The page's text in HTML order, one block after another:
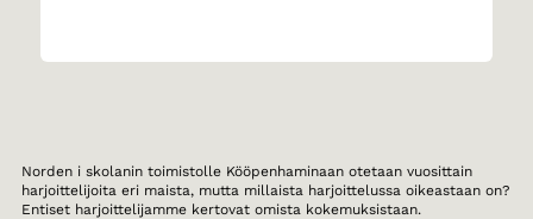
Norden i skolanin toimistolle Kööpenhaminaan otetaan vuosittain
harjoittelijoita eri maista, mutta millaista harjoittelussa oikeastaan on?
Entiset harjoittelijamme kertovat omista kokemuksistaan.